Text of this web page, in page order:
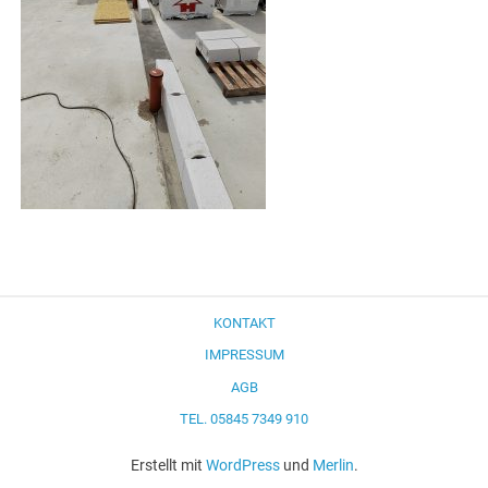
KONTAKT
IMPRESSUM
AGB
TEL. 05845 7349 910
Erstellt mit WordPressund Merlin.